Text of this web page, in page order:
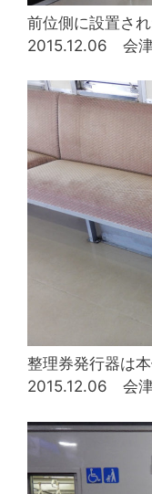
前位側に設置さ
2015.12.06 会
整理券発行器は
2015.12.06 会